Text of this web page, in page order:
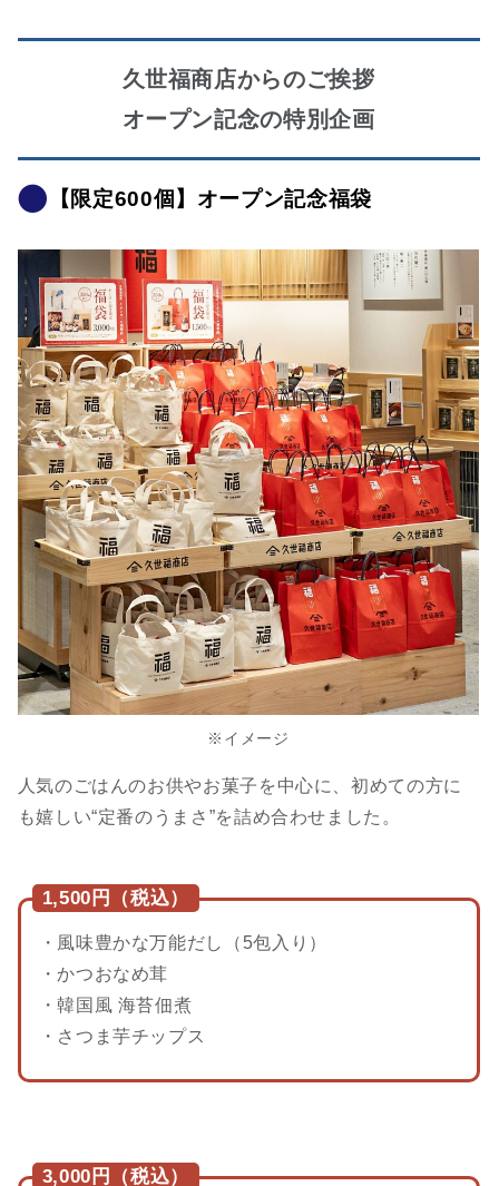
久世福商店からのご挨拶
オープン記念の特別企画
【限定600個】オープン記念福袋
※イメージ
人気のごはんのお供やお菓子を中心に、初めての方に
も嬉しい“定番のうまさ”を詰め合わせました。
1,500円（税込）
・風味豊かな万能だし（5包入り）
・かつおなめ茸
・韓国風 海苔佃煮
・さつま芋チップス
3,000円（税込）